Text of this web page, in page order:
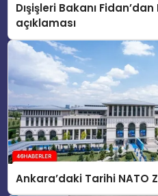
Dışişleri Bakanı
açıklaması
Ankara’daki Tarihi NATO